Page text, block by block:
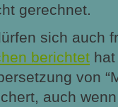
gerechnet.
sich auch
berichtet
von
auch